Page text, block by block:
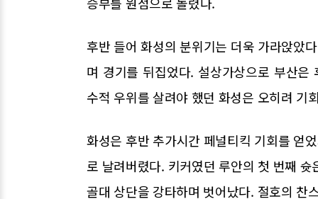
후반 들어 화성의 분위기는 더욱 가라앉았
며 경기를 뒤집었다. 설상가상으로 부산
수적 우위를 살려야 했던 화성은 오히려 기
화성은 후반 추가시간 페널티킥 기회를 얻
로 날려버렸다. 키커였던 루안의 첫 번째
골대 상단을 강타하며 벗어났다. 절호의 찬